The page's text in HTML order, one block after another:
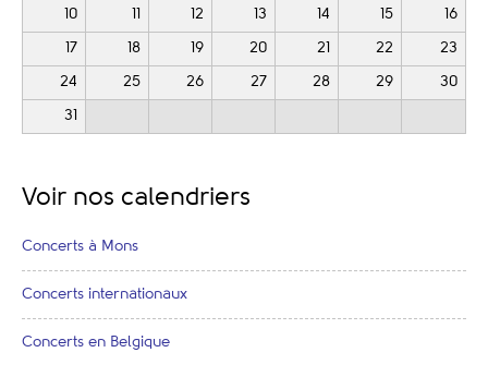
10 12 13 14 15 16
17 18 19 20 21 22 23
24 25 26 27 28 29 30
31
Voir nos calendriers
Concerts à Mons
Concerts internationaux
Concerts en Belgique